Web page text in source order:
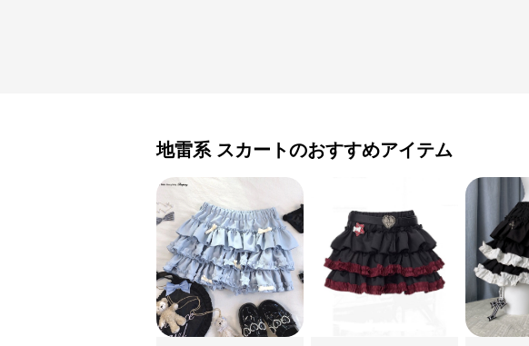
地雷系 スカートのおすすめアイテム